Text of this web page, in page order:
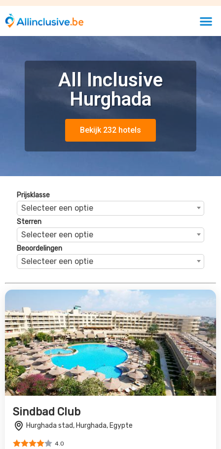
Prijsklasse
Selecteer een optie
Sterren
Beoordelingen
Selecteer een optie
Sindbad Club
Hurghada stad, Hurghada, Egypte
4.0